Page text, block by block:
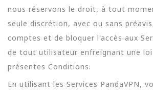
nous réservons le droit, à tout
seule discrétion, avec ou sans
comptes et de bloquer l'accès aux
de tout utilisateur enfreignant une loi
présentes Conditions.
En utilisant les Services PandaVPN,